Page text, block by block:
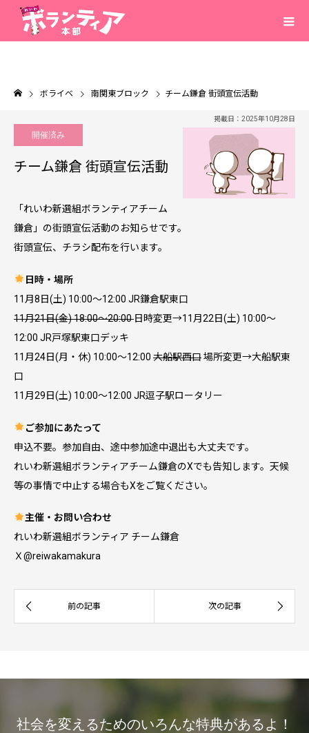
ボライベ 南関東ブロック チーム鎌倉 街頭宣伝活動
掲載日：2025年10月28日
開催済み
チーム鎌倉 街頭宣伝活動
「れいわ新選組ボランティアチーム
鎌倉」の街頭宣伝活動のお知らせです。
街頭宣伝、チラシ配布を行います。
日時・場所
11月8日(土) 10:00〜12:00 JR鎌倉駅東口
11月21日(金) 18:00〜20:00日時変更→11月22日(土) 10:00〜
12:00 JR戸塚駅東口デッキ
11月24日(月・休) 10:00〜12:00 大船駅西口場所変更→大船駅東
口
11月29日(土) 10:00〜12:00 JR逗子駅ロータリー
ご参加にあたって
申込不要。参加自由、途中参加途中退出も大丈夫です。
れいわ新選組ボランティアチーム鎌倉のXでも告知します。天候
等の事情で中止する場合もXをご覧ください。
主催・お問い合わせ
れいわ新選組ボランティア チーム鎌倉
Ｘ@reiwakamakura
社会を変えるためのいろんな特典があるよ！